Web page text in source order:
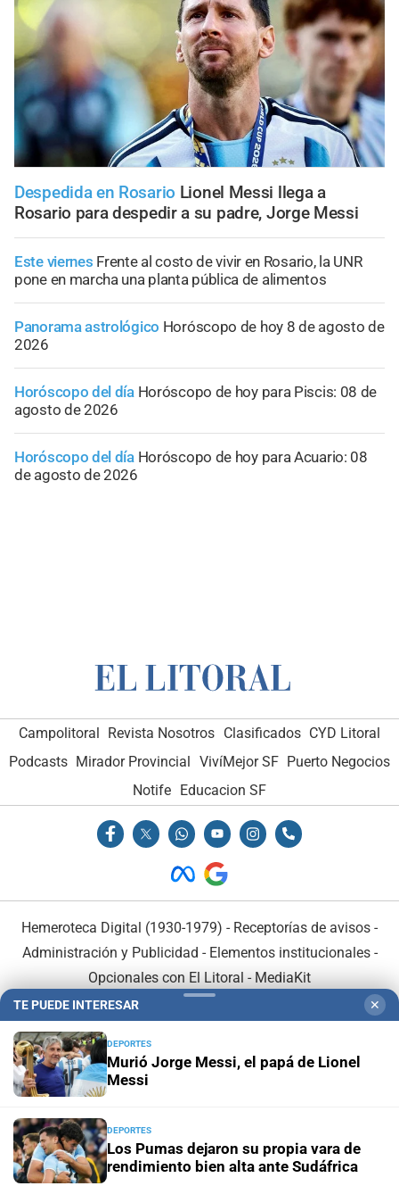
Despedida en Rosario Lionel Messi llega a
Rosario para despedir a su padre, Jorge Messi
Este viernes Frente al costo de vivir en Rosario, la UNR
pone en marcha una planta pública de alimentos
Panorama astrológico Horóscopo de hoy 8 de agosto de
2026
Horóscopo del día Horóscopo de hoy para Piscis: 08 de
agosto de 2026
Horóscopo del día Horóscopo de hoy para Acuario: 08
de agosto de 2026
Campolitoral Revista Nosotros Clasificados CYD Litoral
Podcasts Mirador Provincial VivíMejor SF Puerto Negocios
Notife
Educacion SF
Hemeroteca Digital (1930-1979) - Receptorías de avisos -
Administración y Publicidad - Elementos institucionales-
Opcionales con El Litoral - MediaKit
En Asociación con:
TE PUEDE INTERESAR ✕
DEPORTES
Murió Jorge Messi, el papá de Lionel
Messi
DEPORTES
Los Pumas dejaron su propia vara de
rendimiento bien alta ante Sudáfrica